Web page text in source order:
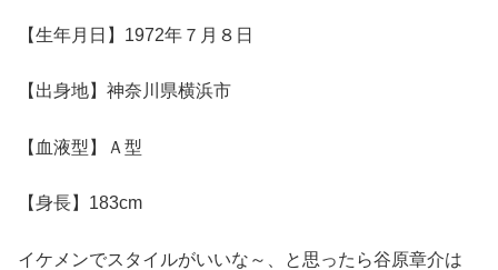
【生年月日】1972年７月８日
【出身地】神奈川県横浜市
【血液型】Ａ型
【身長】183cm
イケメンでスタイルがいいな～、と思ったら谷原章介は